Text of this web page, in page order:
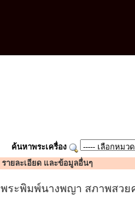
ค้นหาพระเครื่อง
รายละเอียด และข้อมูลอื่นๆ
พระพิมพ์นางพญา สภาพสวย